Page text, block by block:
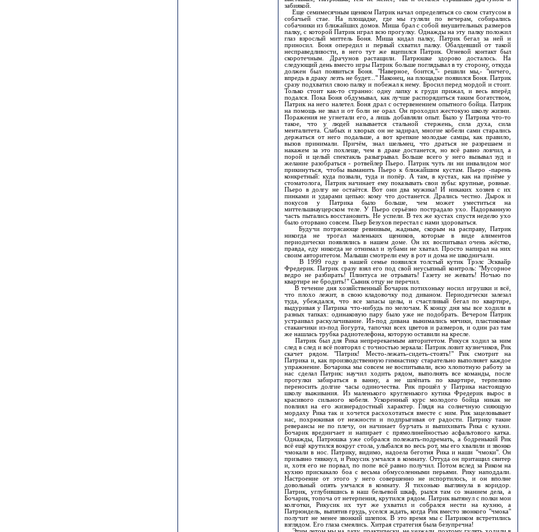
забиякой.
Еще семимесячным щенком Патрик начал определяться со свом статусом в
собачьей стае. На площадке, где мы гуляли по вечерам, собирались
собачники из ближайших домов. Миша брал с собой внушительных размеров
палку, с которой Патрик играл всю прогулку. Однажды на эту палку положил
глаз взрослый миттель Боня. Миша кидал палку, Патрик бегал за ней и
приносил. Боня опередил и первый схватил палку. Обалдевший от такой
несправедливости, в него тут же вцепился Патрик. Огневой контакт был
скоротечным. Драчунов растащили. Патрюшке здорово досталось. На
следующий день вместо игры Патрик больше поглядывал в ту сторону, откуда
должен был появиться Боня. "Наверное, боится,"- решили мы,- "ничего,
впредь в драку лезть не будет..." Наконец, на площадке появился Боня. Патрик
сразу подхватил свою палку и побежал к нему. Бросил перед мордой и стоит.
Только стоит как-то странно: одну лапку к груди прижал, и весь вперёд
подался. Пока Боня обдумывал, как лучше распорядиться таким богатством,
Патрик на него налетел. Боня драл с остервенением опытного бойца. Патрик
на помощь не звал и от боли не орал. Он проходил жестокую школу жизни.
Поражения не угнетали его, а лишь добавляли опыт. Было у Патрика что-то
такое, что у людей называется стальной стержень, сила духа, сила
менталитета. Слабых и хворых он не задирал, многие кобели сами старались
держаться от него подальше, а вот крепкие молодые самцы, как правило,
вызов принимали. Причём, знал шельмец, что драться не разрешаем и
накажем за это похлеще, чем в драке достанется, но всё равно ловчил, а
порой и целый спектакль разыгрывал. Больше всего у него вызывал зуд и
желание разобраться - ротвейлер Пьеро. Патрик чуть ли ни инвалидом мог
прикинуться, чтобы выманить Пьеро к ближайшим кустам. Пьеро -парень
конкретный: куда позвали, туда и попёр. А там, в кустах, как на приёме у
стоматолога, Патрик начинает ему показывать свои зубы: крупные, ровные.
Пьеро в долгу не остаётся. Вот они два мужика! И никаких хозяев с их
пинками и ударами цепью: кому что достанется. Дрались честно. Дырок и
покусов у Патрика было больше, чем может уместиться на
миттельшнауцерском теле. У Пьеро серьёзно пострадало ухо. Надорванную
часть пытались восстановить. Не успели. В тех же кустах спустя неделю ухо
было оторвано совсем. Пьер Безухов перестал с нами здороваться.
Будучи потрясающе ревнивым, жадным, скорым на расправу, Патрик
никогда не трогал маленьких щеников, которые в виде алиментов
периодически появлялись в нашем доме. Он их воспитывал очень жёстко,
правда, еду никогда не отнимал и зубами не хватал. Просто напирал на них
своим авторитетом. Малыши смотрели ему в рот и дома не шкодничали.
В 1999 году в нашей семье появился толстый кутик Трэлс Эсквайр
Фредерик. Патрик сразу взял его под свой неусыпный контроль: "Мусорное
ведро не разбирать! Плинтуса не отрывать! Газету не жевать! Ночью по
квартире не бродить!" Сыник отцу не перечил.
В течение дня хозяйственный Бочарик потихоньку носил игрушки и всё,
что плохо лежит, в свою кладовочку под диваном. Периодически залезал
туда, убеждался, что все запасы целы, и счастливый бегал по квартире,
выдуривая у Патрика что-нибудь по мелочам. К концу дня мы все ходили в
разных тапках: одинаковую пару было уже не подобрать. Вечером Патрик
устраивал раскулачивание. Из-под дивана вынимались мячики, пластиковые
стаканчики из-под йогурта, тапочки всех цветов и размеров, и один раз там
же нашлась трубка радиотелефона, которую оставили на кресле.
Патрик был для Рика непререкаемым авторитетом. Рикуся ходил за ним
след в след и всё повторял с точностью зеркала: Патрик ловит кузнечиков, Рик
скачет рядом. "Патрик! Место-лежать-сидеть-стоять!" Рик смотрит на
Патрика и, как производственную гимнастику старательно выполняет каждое
упражнение. Бочарика мы совсем не воспитывали, всю хлопотную работу за
нас сделал Патрик: научил ходить рядом, выполнять все команды, после
прогулки забираться в ванну, а не шлёпать по квартире, терпеливо
переносить долгие часы одиночества. Рик прошёл у Патрика настоящую
школу выживания. Из маленького кругленького кутика Фредерик вырос в
красивого сильного кобеля. Ускоренный курс молодого бойца никак не
повлиял на его жизнерадостный характер. Глядя на солнечную сияющую
мордаху Рика так и хочется расхохотаться вместе с ним. Рик зацеловывает
нас, похрюкивая от нежности и подпрыгивая от радости. Патрику такие
реверансы не по плечу, он начинает бурчать и выпихивать Рика с кухни.
Бочарик вредничает и напирает с прямолинейностью асфальтового катка.
Однажды, Патрюшка уже собрался полежать-подремать, а бодренький Рик
всё ещё крутился вокруг стола, улыбался во весь рот, мы его хвалили и звонко
чмокали в нос. Патрику, видимо, надоела беготня Рика и наши "чмоки". Он
призывно тявкнул, и Рикусик умчался в комнату. Оттуда он притащил свитер
и, хотя его не порвал, по попе всё равно получил. Потом вслед за Риком на
кухню прискакало боа с весьма обмусоленными перьями. Рику наподдали.
Настроение от этого у него совершенно не испортилось, и он вполне
довольный опять умчался в комнату. Я тихонько выглянула в коридор.
Патрик, углубившись в наш бельевой шкаф, рылся там со знанием дела, а
Бочарик, топоча от нетерпения, крутился рядом. Патрик вытянул с полки мои
колготки, Рикусик их тут же ухватил и собрался нести на кухню, а
Патрюндель, выпятив грудь, уселся ждать, когда Рик вместо звонкого "чмока"
получит не менее звонкий шлепок. В это время мы с Патриком встретились
взглядом. Его глаза смеялись. Хитрая стратегия была безупречна!